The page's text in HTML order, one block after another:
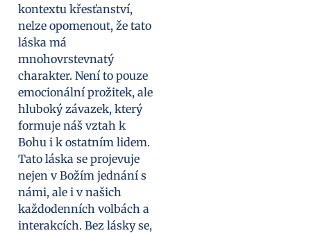
kontextu křesťanství,
nelze opomenout, že tato
láska má
mnohovrstevnatý
charakter. Není to pouze
emocionální prožitek, ale
hluboký závazek, který
formuje náš vztah k
Bohu i k ostatním lidem.
Tato láska se projevuje
nejen v Božím jednání s
námi, ale i v našich
každodenních volbách a
interakcích. Bez lásky se,